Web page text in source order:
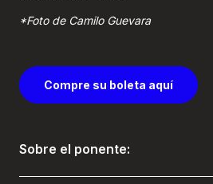
*Foto de Camilo Guevara
Compre su boleta aquí
Sobre el ponente: